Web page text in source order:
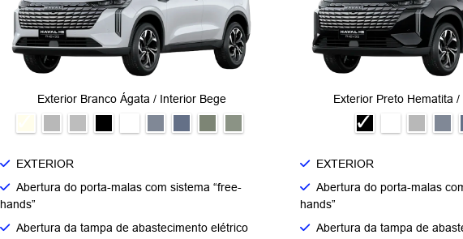
Exterior Branco Ágata / Interior Bege
EXTERIOR
Abertura do porta-malas com sistema “free-
hands”
Abertura da tampa de abastecimento elétrico
Exterior Preto Hematita
EXTERIOR
Abertura do porta-malas
hands”
Abertura da tampa de